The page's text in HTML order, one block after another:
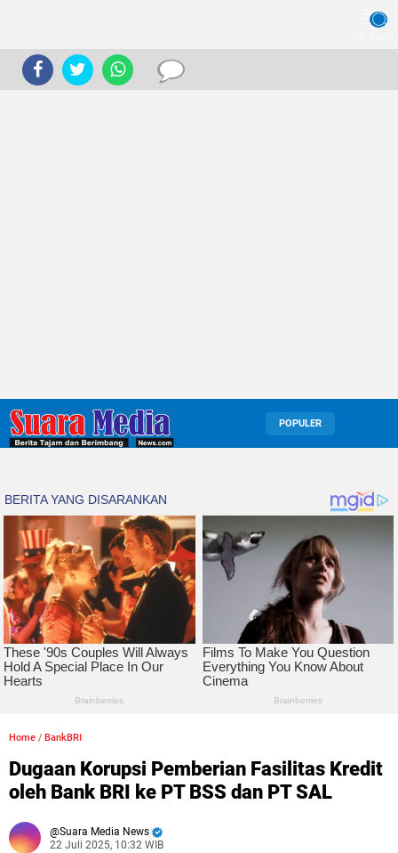
POPULER
Home / BankBRI
Dugaan Korupsi Pemberian Fasilitas Kredit
oleh Bank BRI ke PT BSS dan PT SAL
Suara Media News
22 Juli 2025, 10:32 WIB